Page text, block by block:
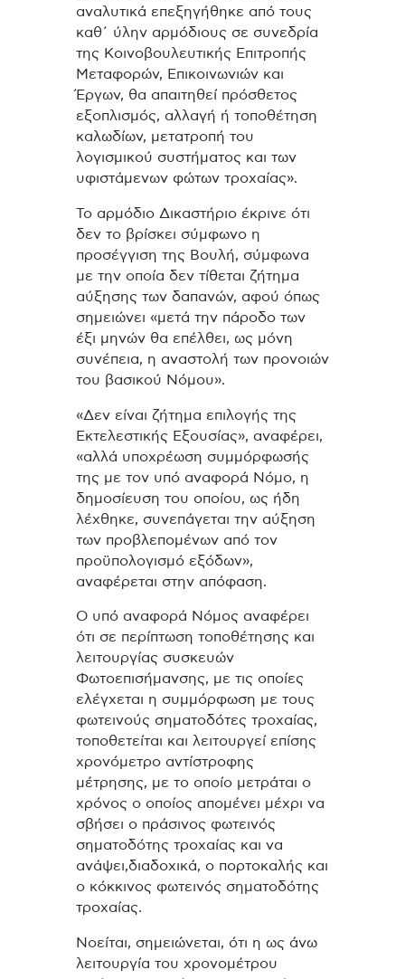
αναλυτικά επεξηγήθηκε από τους
καθ΄ ύλην αρμόδιους σε συνεδρία
της Κοινοβουλευτικής Επιτροπής
Μεταφορών, Επικοινωνιών και
Έργων, θα απαιτηθεί πρόσθετος
εξοπλισμός, αλλαγή ή τοποθέτηση
καλωδίων, μετατροπή του
λογισμικού συστήματος και των
υφιστάμενων φώτων τροχαίας».
Το αρμόδιο Δικαστήριο έκρινε ότι
δεν το βρίσκει σύμφωνο η
προσέγγιση της Βουλή, σύμφωνα
με την οποία δεν τίθεται ζήτημα
αύξησης των δαπανών, αφού όπως
σημειώνει «μετά την πάροδο των
έξι μηνών θα επέλθει, ως μόνη
συνέπεια, η αναστολή των προνοιών
του βασικού Νόμου».
«Δεν είναι ζήτημα επιλογής της
Εκτελεστικής Εξουσίας», αναφέρει,
«αλλά υποχρέωση συμμόρφωσής
της με τον υπό αναφορά Νόμο, η
δημοσίευση του οποίου, ως ήδη
λέχθηκε, συνεπάγεται την αύξηση
των προβλεπομένων από τον
προϋπολογισμό εξόδων»,
αναφέρεται στην απόφαση.
Ο υπό αναφορά Νόμος αναφέρει
ότι σε περίπτωση τοποθέτησης και
λειτουργίας συσκευών
Φωτοεπισήμανσης, με τις οποίες
ελέγχεται η συμμόρφωση με τους
φωτεινούς σηματοδότες τροχαίας,
τοποθετείται και λειτουργεί επίσης
χρονόμετρο αντίστροφης
μέτρησης, με το οποίο μετράται ο
χρόνος ο οποίος απομένει μέχρι να
σβήσει ο πράσινος φωτεινός
σηματοδότης τροχαίας και να
ανάψει,διαδοχικά, ο πορτοκαλής και
ο κόκκινος φωτεινός σηματοδότης
τροχαίας.
Νοείται, σημειώνεται, ότι η ως άνω
λειτουργία του χρονομέτρου